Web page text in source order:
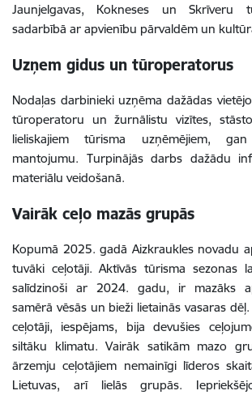
Jaunjelgavas, Kokneses un Skrīveru
sadarbībā ar apvienību pārvaldēm un
Uzņem gidus un tūroperatorus
Nodaļas darbinieki uzņēma dažādas
tūroperatoru un žurnālistu vizītes,
lieliskajiem tūrisma uzņēmējiem, gan
mantojumu. Turpinājās darbs dažādu
materiālu veidošanā.
Vairāk ceļo mazās grupās
Kopumā 2025. gadā Aizkraukles novadu
tuvāki ceļotāji. Aktīvās tūrisma sezonas
salīdzinoši ar 2024. gadu, ir mazāks
samērā vēsās un bieži lietainās vasaras
ceļotāji, iespējams, bija devušies
siltāku klimatu. Vairāk satikām mazo
ārzemju ceļotājiem nemainīgi līderos
Lietuvas, arī lielās grupās.